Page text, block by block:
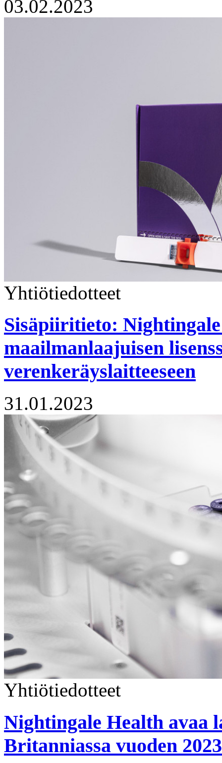
03.02.2023
Yhtiötiedotteet
Sisäpiiritieto:
maailmanlaajuisen
verenkeräyslaitteeseen
31.01.2023
Yhtiötiedotteet
Nightingale Health avaa
Britanniassa vuoden